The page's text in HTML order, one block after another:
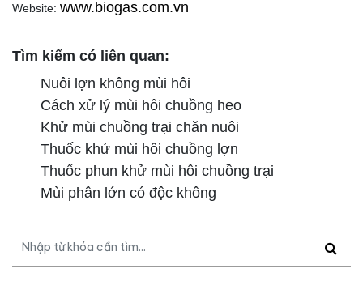
Website: www.biogas.com.vn
Tìm kiếm có liên quan:
Nuôi lợn không mùi hôi
Cách xử lý mùi hôi chuồng heo
Khử mùi chuồng trại chăn nuôi
Thuốc khử mùi hôi chuồng lợn
Thuốc phun khử mùi hôi chuồng trại
Mùi phân lớn có độc không